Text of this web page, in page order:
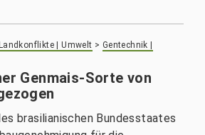
Landkonflikte | Umwelt > Gentechnik |
Genmais-Sorte von
brasilianischen Bundesstaates